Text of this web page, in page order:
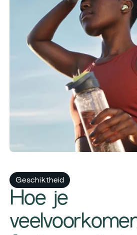
Geschiktheid
​Hoe je